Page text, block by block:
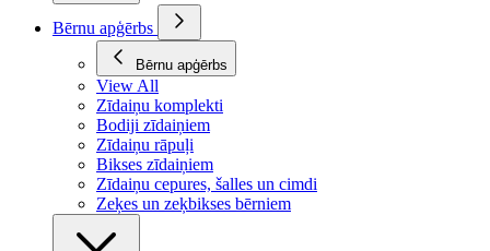
Bērnu apģērbs
Bērnu apģērbs
View All
Zīdaiņu komplekti
Bodiji zīdaiņiem
Zīdaiņu rāpuļi
Bikses zīdaiņiem
Zīdaiņu cepures, šalles un cimdi
Zeķes un zeķbikses bērniem